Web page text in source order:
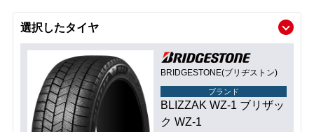
選択したタイヤ
BRIDGESTONE(ブリヂストン)
ブランド
BLIZZAK WZ-1 ブリザッ
ク WZ-1